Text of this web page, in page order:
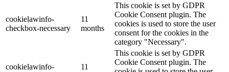
cookielawinfo-
checkbox-necessary
11
months
This cookie is set by GDPR
Cookie Consent plugin. The
cookies is used to store the user
consent for the cookies in the
category "Necessary".
cookielawinfo-
11
This cookie is set by GDPR
Cookie Consent plugin. The